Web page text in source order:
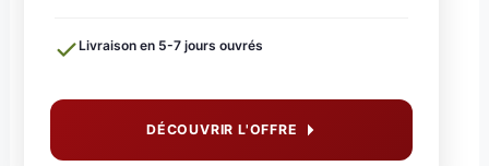
Livraison en 5-7 jours ouvrés
DÉCOUVRIR L'OFFRE